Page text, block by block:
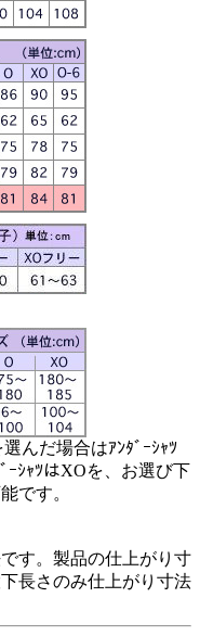
選んだ場合はｱﾝﾀﾞｰｼｬﾂ
ｰｼｬﾂはXOを、お選び下
です。
です。製品の仕上がり寸
長さのみ仕上がり寸法